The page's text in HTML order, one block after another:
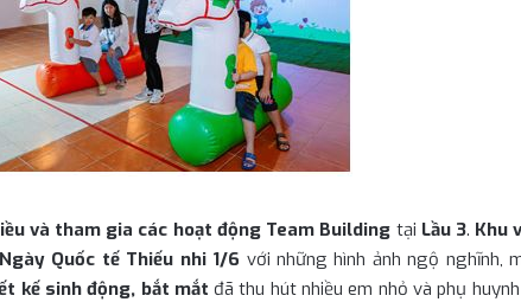
và tham gia các hoạt động Team Building tại Lầu 3. Khu
Quốc tế Thiếu nhi 1/6 với những hình ảnh ngộ nghĩnh,
kế sinh động, bắt mắt đã thu hút nhiều em nhỏ và phụ